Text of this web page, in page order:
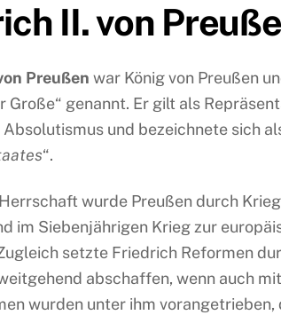
II. von
Preußen war König von Preußen
Große“ genannt. Er gilt als
und bezeichnete sich
“.
wurde Preußen durch
im Siebenjährigen Krieg zur
setzte Friedrich Reformen
abschaffen, wenn auch
wurden unter ihm vorangetrieben,